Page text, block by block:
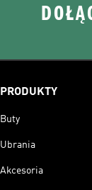
PRODUKTY
Buty
Ubrania
Akcesoria